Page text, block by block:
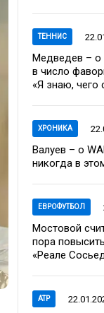
ТЕННИС
Медведев – о
в число
«Я знаю, чего
ХРОНИКА
Валуев – о
никогда в
ЕВРОФУТБОЛ
Мостовой
пора
«Реале
ATP